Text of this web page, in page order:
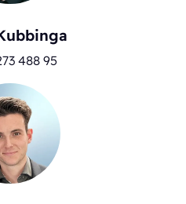
488 95